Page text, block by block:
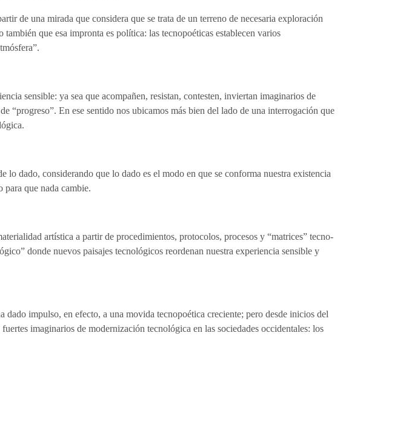
de una mirada que considera que se trata de un terreno de necesaria exploración
que esa impronta es política: las tecnopoéticas establecen varios
sensible: ya sea que acompañen, resistan, contesten, inviertan imaginarios de
“progreso”. En ese sentido nos ubicamos más bien del lado de una interrogación que
dado, considerando que lo dado es el modo en que se conforma nuestra existencia
para que nada cambie.
artística a partir de procedimientos, protocolos, procesos y “matrices” tecno-
donde nuevos paisajes tecnológicos reordenan nuestra experiencia sensible y
impulso, en efecto, a una movida tecnopoética creciente; pero desde inicios del
imaginarios de modernización tecnológica en las sociedades occidentales: los